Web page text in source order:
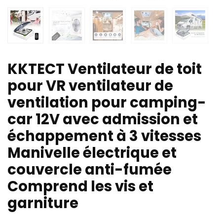
KKTECT Ventilateur de toit
pour VR ventilateur de
ventilation pour camping-
car 12V avec admission et
échappement à 3 vitesses
Manivelle électrique et
couvercle anti-fumée
Comprend les vis et
garniture